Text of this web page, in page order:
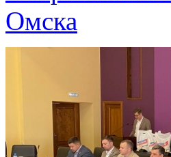
Омска